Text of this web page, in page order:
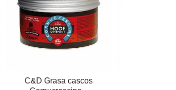
C&D Grasa cascos